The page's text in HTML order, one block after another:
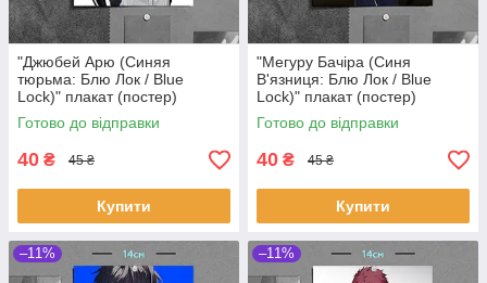
"Джюбей Арю (Синяя
тюрьма: Блю Лок / Blue
Lock)" плакат (постер)
розміром А5 (14х20см)
Готово до відправки
40 ₴ 45 ₴
Купити
"Мегуру Бачіра (Синя
В'язниця: Блю Лок / Blue
Lock)" плакат (постер)
розміром А5 (14х20см)
Готово до відправки
40 ₴ 45 ₴
Купити
–11% –11%